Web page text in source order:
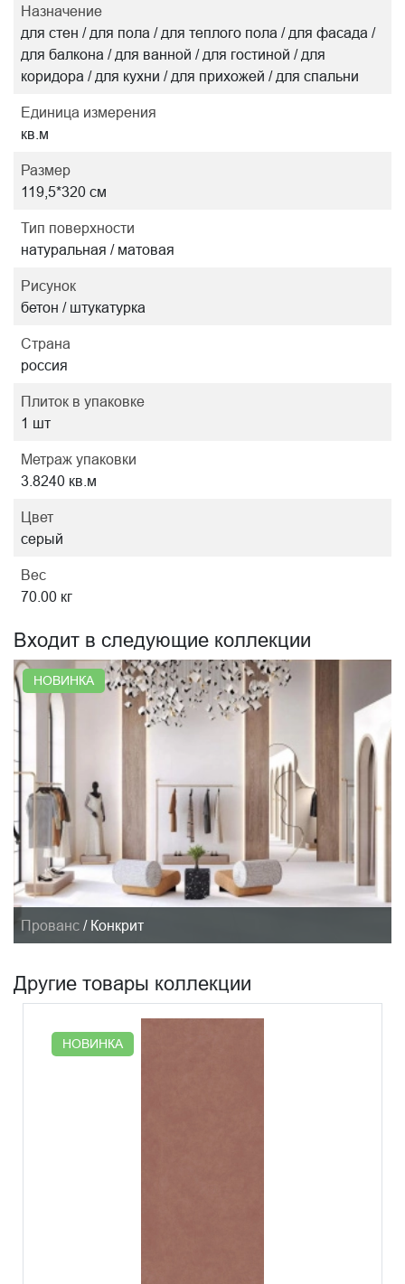
Назначение
для стен / для пола / для теплого пола / для фасада /
для балкона / для ванной / для гостиной / для
коридора / для кухни / для прихожей / для спальни
Единица измерения
кв.м
Размер
119,5*320 см
Тип поверхности
натуральная / матовая
Рисунок
бетон / штукатурка
Страна
россия
Плиток в упаковке
1 шт
Метраж упаковки
3.8240 кв.м
Цвет
серый
Вес
70.00 кг
Входит в следующие коллекции
НОВИНКА
Прованс / Конкрит
Другие товары коллекции
НОВИНКА